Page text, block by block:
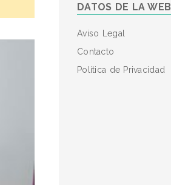
DATOS DE LA WEB
Aviso Legal
Contacto
Política de Privacidad